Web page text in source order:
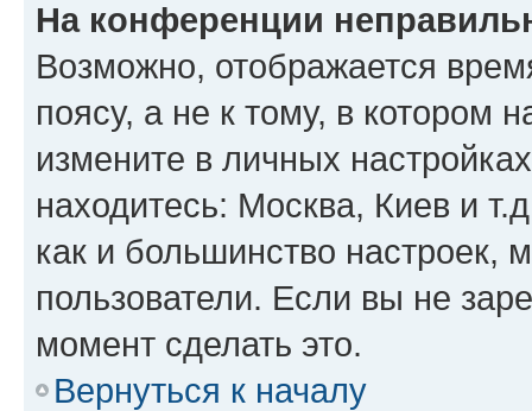
На конференции
Возможно, отображается
поясу, а не к тому, в котором
измените в личных
находитесь: Москва, Киев и
как и большинство настроек,
пользователи. Если вы не
момент сделать это.
Вернуться к началу